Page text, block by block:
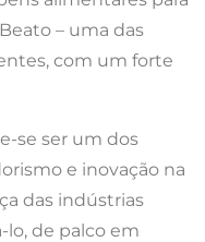
– uma das
com um forte
se ser um dos
e inovação na
das indústrias
lo, de palco em